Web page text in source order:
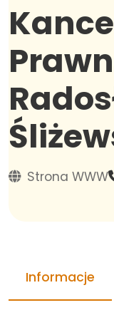
Strona WWW
Informacje